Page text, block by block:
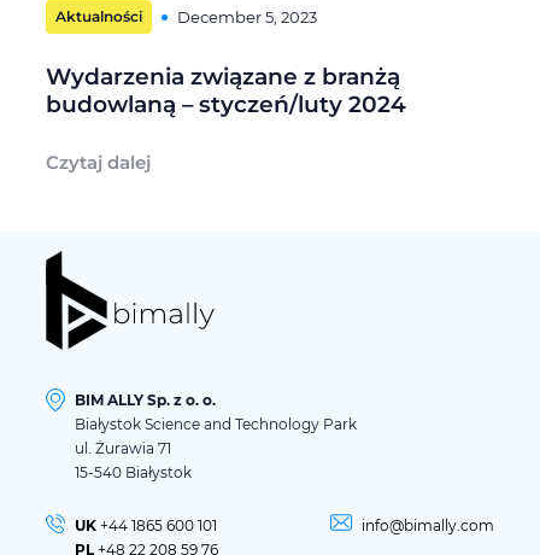
Aktualności December 5, 2023
Wydarzenia związane z branżą
budowlaną – styczeń/luty 2024
Czytaj dalej
BIM ALLY Sp. z o. o.
Białystok Science and Technology Park
ul. Żurawia 71
15-540 Białystok
UK +44 1865 600 101
PL +48 22 208 59 76
info@bimally.com